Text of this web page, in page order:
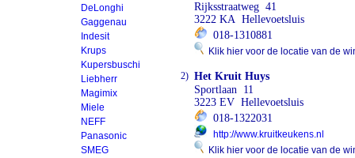
DeLonghi
Gaggenau
Indesit
Krups
Kupersbuschi
Liebherr
Magimix
Miele
NEFF
Panasonic
SMEG
Rijksstraatweg 41
3222 KA Hellevoetsluis
018-1310881
Klik hier voor de locatie van de
2) Het Kruit Huys
Sportlaan 11
3223 EV Hellevoetsluis
018-1322031
http://www.kruitkeukens.nl
Klik hier voor de locatie van de